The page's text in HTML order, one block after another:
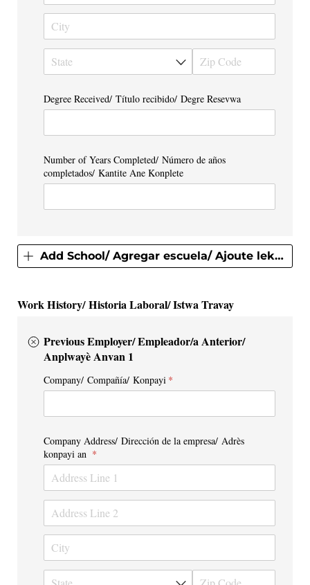
Degree Received/​ Título recibido/​ Degre Resevwa
Number of Years Completed/​ Número de años
completados/​ Kantite Ane Konplete
Add School/ Agregar escuela/ Ajoute lekòl la
Work History/ Historia Laboral/ Istwa Travay
Previous Employer/ Empleador/a Anterior/
Anplwayè Anvan 1
Company/​ Compañía/​ Konpayi *
(required)
Company Address/​ Dirección de la empresa/​ Adrès
konpayi an *
(required)